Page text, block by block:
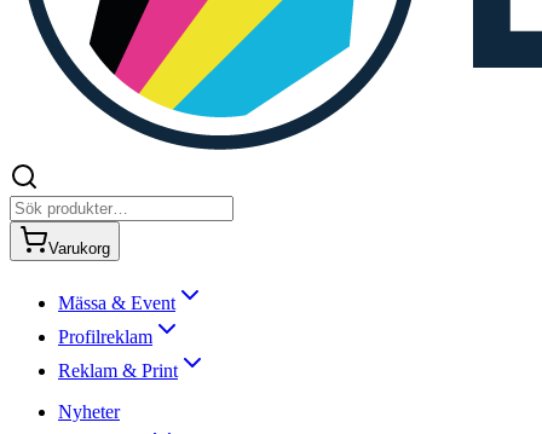
Varukorg
Mässa & Event
Profilreklam
Reklam & Print
Nyheter